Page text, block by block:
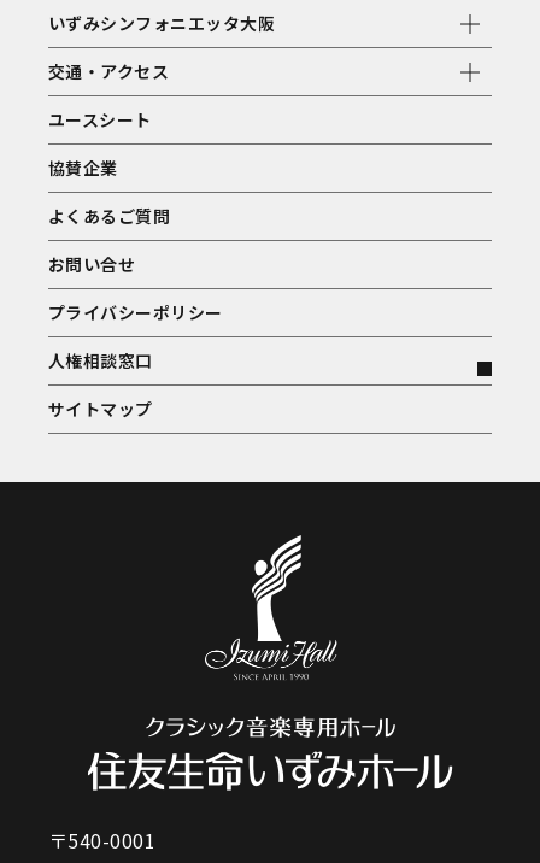
いずみシンフォニエッタ大阪
交通・アクセス
ユースシート
協賛企業
よくあるご質問
お問い合せ
プライバシーポリシー
人権相談窓口
サイトマップ
〒540-0001